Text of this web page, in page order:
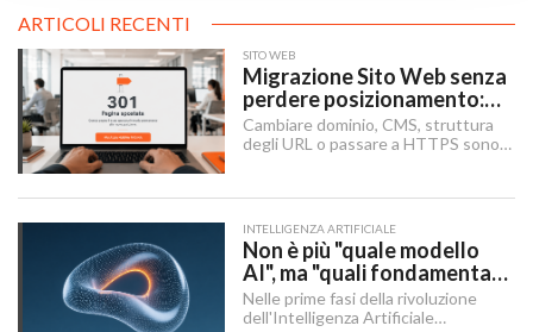
ARTICOLI RECENTI
SITO WEB
Migrazione Sito Web senza
perdere posizionamento:
Redirect 301, URL e
Checklist SEO
Cambiare dominio, CMS, struttura
degli URL o passare a HTTPS sono i
ricerca.
INTELLIGENZA ARTIFICIALE
Non è più "quale modello
AI", ma "quali fondamenta":
dati, infrastruttura,
governance
Nelle prime fasi della rivoluzione
dell'Intelligenza Artificiale